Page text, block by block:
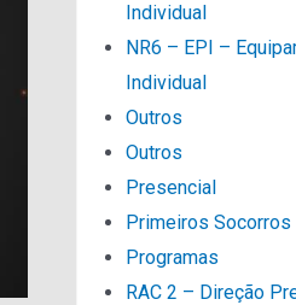
Individual
NR6 – EPI –
Individual
Outros
Outros
Presencial
Primeiros Socorros
Programas
RAC 2 – Direção